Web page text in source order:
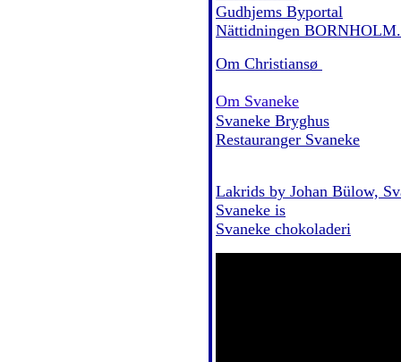
Gudhjems Byportal
Nättidningen
Om Christiansø
Om Svaneke
Svaneke Bryghus
Restauranger Svaneke
Lakrids by Johan Bülow,
Svaneke is
Svaneke chokoladeri